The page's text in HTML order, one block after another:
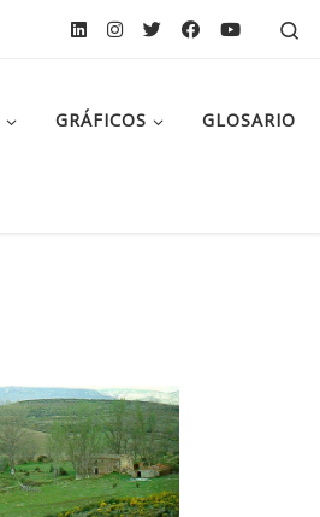
GRÁFICOS GLOSARIO